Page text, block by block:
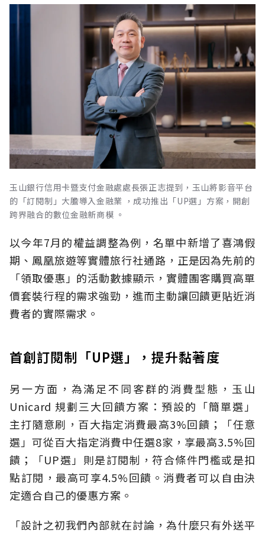
玉山銀行信用卡暨支付金融處處長張正志提到，玉山將影音平台
的「訂閱制」大膽導入金融業 ，成功推出「UP選」方案，開創
跨界融合的數位金融新商模 。
以今年7月的權益調整為例，名單中新增了喜鴻假
期、鳳凰旅遊等實體旅行社通路，正是因為先前的
「領取優惠」的活動數據顯示，實體團客購買高單
價套裝行程的需求強勁，進而主動讓回饋更貼近消
費者的實際需求。
首創訂閱制「UP選」，提升黏著度
另一方面，為滿足不同客群的消費型態，玉山
Unicard 規劃三大回饋方案：預設的「簡單選」
主打隨意刷，百大指定消費最高3%回饋；「任意
選」可從百大指定消費中任選8家，享最高3.5%回
饋；「UP選」則是訂閱制，符合條件門檻或是扣
點訂閱，最高可享4.5%回饋。消費者可以自由決
定適合自己的優惠方案。
「設計之初我們內部就在討論，為什麼只有外送平